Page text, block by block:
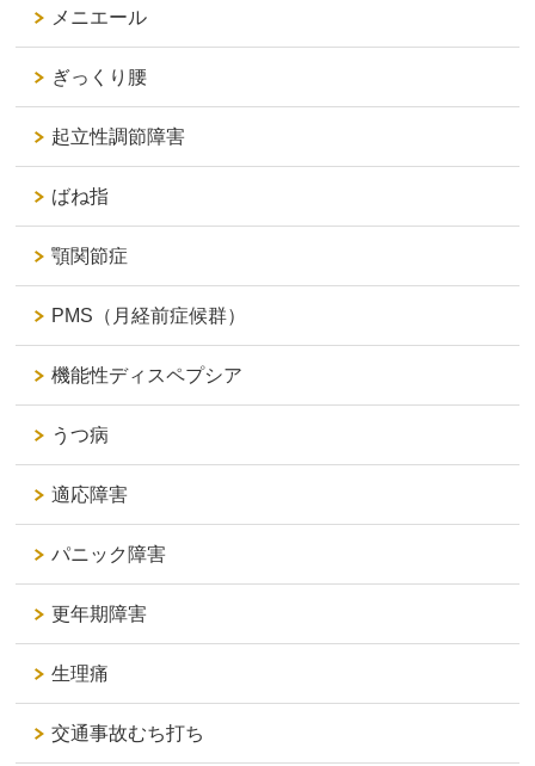
メニエール
ぎっくり腰
起立性調節障害
ばね指
顎関節症
PMS（月経前症候群）
機能性ディスペプシア
うつ病
適応障害
パニック障害
更年期障害
生理痛
交通事故むち打ち